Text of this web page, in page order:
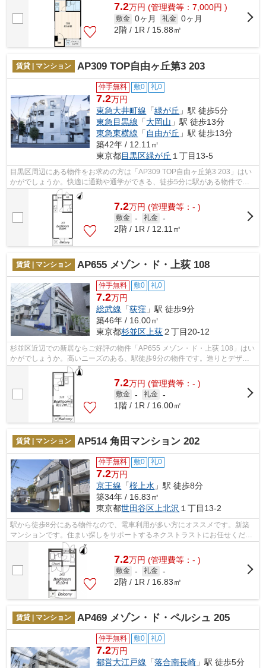
7.2万円 (管理費等：7,000円 )
敷金 0ヶ月 礼金 0ヶ月
2階 / 1R / 15.88㎡
賃貸 | マンション AP309 TOP自由ヶ丘第3 203
仲手無料 敷0 礼0
7.2万円
東急大井町線 「緑が丘 」駅 徒歩5分
東急目黒線 「大岡山 」駅 徒歩13分
東急東横線 「 自由が丘 」駅 徒歩13分
築42年 / 12.11㎡
東京都目黒区緑が丘 １丁目13-5
目黒区周辺にある物件をお求めの方は「AP309 TOP自由ヶ丘第3 203」はい
かがでしょうか。快適に通勤や通学ができる、徒歩5分に駅がある物件で
す。防犯対策もバッチリなマンションタイプ...
7.2万円 (管理費等：- )
敷金 - 礼金 -
2階 / 1R / 12.11㎡
賃貸 | マンション AP655 メゾン・ド・上荻 108
仲手無料 敷0 礼0
7.2万円
総武線 「荻窪 」駅 徒歩9分
築46年 / 16.00㎡
東京都杉並区上荻２丁目20-12
杉並区近辺での新居ならご好評の物件「AP655 メゾン・ド・上荻 108」はい
かがでしょうか。高いニーズのある、駅徒歩9分の物件です。造りとデザイ
ンに関して、自信をもって情報を提供で...
7.2万円 (管理費等：- )
敷金 - 礼金 -
1階 / 1R / 16.00㎡
賃貸 | マンション AP514 角田マンション 202
仲手無料 敷0 礼0
7.2万円
京王線 「桜上水 」駅 徒歩8分
築34年 / 16.83㎡
東京都世田谷区上北沢 １丁目13-2
駅から徒歩8分にある物件なので、電車利用が多い方にオススメです。新築
マンションです。住まい探しをサポートするネクストラストにお任せくださ
い！03-5562-3131まで希望条件をお申し...
7.2万円 (管理費等：- )
敷金 - 礼金 -
2階 / 1R / 16.83㎡
賃貸 | マンション AP469 メゾン・ド・ペルシュ 205
仲手無料 敷0 礼0
7.2万円
都営大江戸線 「落合南長崎 」駅 徒歩5分